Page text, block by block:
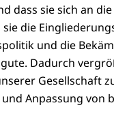
dass sie sich an
die
und die
Dadurch
Gesellschaft
Anpassung von